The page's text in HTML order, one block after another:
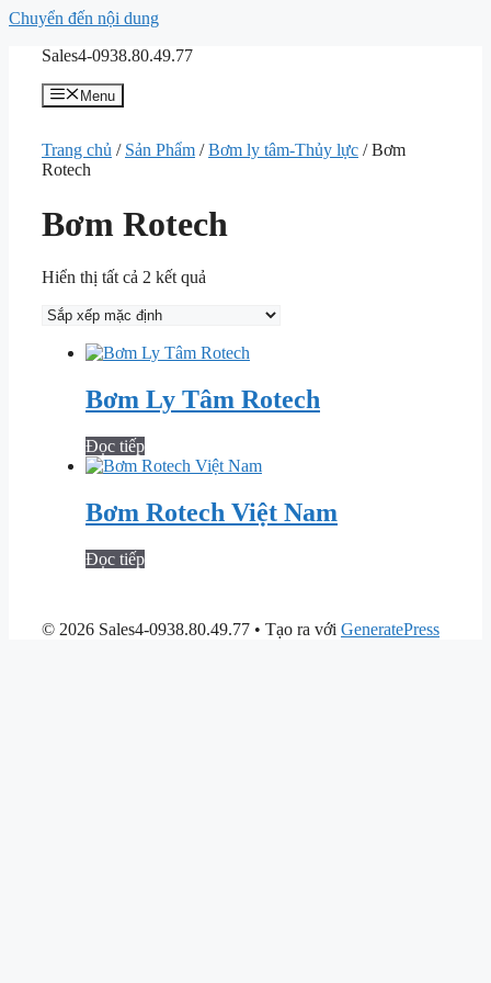
Chuyển đến nội dung
Sales4-0938.80.49.77
Menu
Trang chủ / Sản Phẩm /Bơm ly tâm-Thủy lực / Bơm
Rotech
Bơm Rotech
Hiển thị tất cả 2 kết quả
Bơm Ly Tâm Rotech
Đọc tiếp
Bơm Rotech Việt Nam
Đọc tiếp
© 2026 Sales4-0938.80.49.77 • Tạo ra với GeneratePress